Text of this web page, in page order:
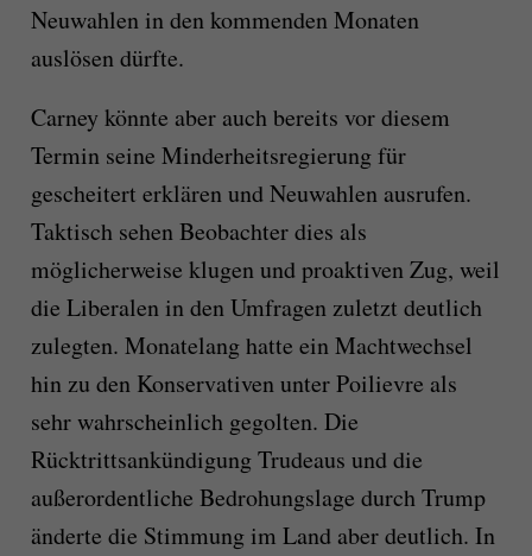
Neuwahlen in den kommenden Monaten
auslösen dürfte.
Carney könnte aber auch bereits vor diesem
Termin seine Minderheitsregierung für
gescheitert erklären und Neuwahlen ausrufen.
Taktisch sehen Beobachter dies als
möglicherweise klugen und proaktiven Zug, weil
die Liberalen in den Umfragen zuletzt deutlich
zulegten. Monatelang hatte ein Machtwechsel
hin zu den Konservativen unter Poilievre als
sehr wahrscheinlich gegolten. Die
Rücktrittsankündigung Trudeaus und die
außerordentliche Bedrohungslage durch Trump
änderte die Stimmung im Land aber deutlich. In